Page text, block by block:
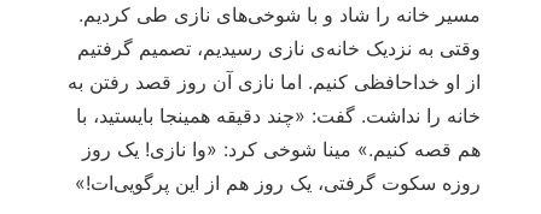
مسیر خانه را شاد و با شوخی‌های نازی طی کردیم.
وقتی به نزدیک خانه‌ی نازی رسیدیم، تصمیم گرفتیم
از او خداحافظی کنیم. اما نازی آن روز قصد رفتن به
خانه را نداشت. گفت: «چند دقیقه همینجا بایستید، با
هم قصه کنیم.» مینا شوخی کرد: «وا نازی! یک روز
روزه سکوت گرفتی، یک روز هم از این پرگویی‌ات!»